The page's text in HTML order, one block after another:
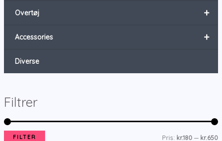
+
Overtøj
+
Accessories
Diverse
Filtrer
H
FILTER Pris: kr.180 — kr.650